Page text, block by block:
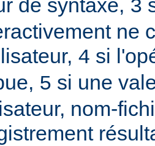
de syntaxe, 3
ne
4 si
5 si une
nom-